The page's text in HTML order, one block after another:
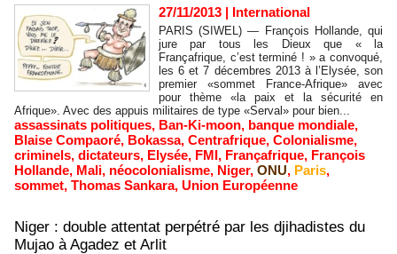
27/11/2013 | International
PARIS (SIWEL) — François Hollande, qui
jure par tous les Dieux que « la
Françafrique, c’est terminé ! » a convoqué,
les 6 et 7 décembres 2013 à l’Elysée, son
premier «sommet France-Afrique» avec
pour thème «la paix et la sécurité en
Afrique». Avec des appuis militaires de type «Serval» pour bien...
assassinats politiques, Ban-Ki-moon, banque mondiale,
Blaise Compaoré, Bokassa, Centrafrique, Colonialisme,
criminels, dictateurs, Elysée, FMI, Françafrique, François
Hollande, Mali, néocolonialisme, Niger, ONU, Paris,
sommet, Thomas Sankara, Union Européenne
Niger : double attentat perpétré par les djihadistes du
Mujao à Agadez et Arlit